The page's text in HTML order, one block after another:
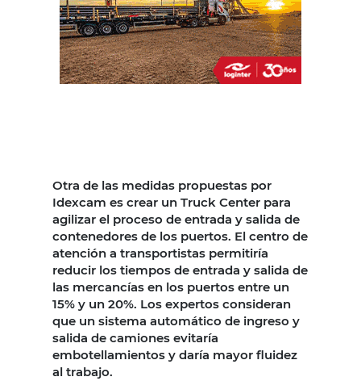
Otra de las medidas propuestas por
Idexcam es crear un Truck Center para
agilizar el proceso de entrada y salida de
contenedores de los puertos. El centro de
atención a transportistas permitiría
reducir los tiempos de entrada y salida de
las mercancías en los puertos entre un
15% y un 20%. Los expertos consideran
que un sistema automático de ingreso y
salida de camiones evitaría
embotellamientos y daría mayor fluidez
al trabajo.